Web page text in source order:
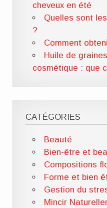
cheveux en été
Quelles sont
?
Comment
Huile de
cosmétique : que
CATÉGORIES
Beauté
Bien-être et
Compositions
Forme et bien
Gestion du
Mincir